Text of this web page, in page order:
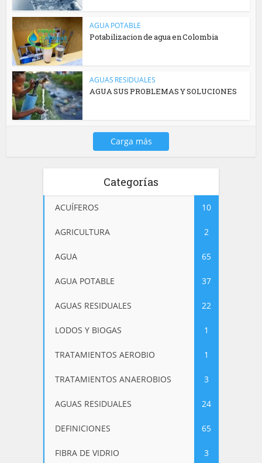
AGUA POTABLE
Potabilizacion de agua en Colombia
AGUAS RESIDUALES
AGUA SUS PROBLEMAS Y SOLUCIONES
Carga más
Categorías
ACUÍFEROS 10
AGRICULTURA 2
AGUA 65
AGUA POTABLE 37
AGUAS RESIDUALES 22
LODOS Y BIOGAS 1
TRATAMIENTOS AEROBIO 1
TRATAMIENTOS ANAEROBIOS 3
AGUAS RESIDUALES 24
DEFINICIONES 65
FIBRA DE VIDRIO 3